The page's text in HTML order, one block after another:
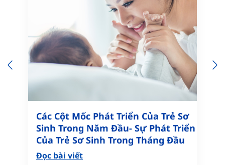
Previous
Các Cột Mốc Phát Triển Của Trẻ Sơ
Sinh Trong Năm Đầu- Sự Phát Triển
Của Trẻ Sơ Sinh Trong Tháng Đầu
Đọc bài viết